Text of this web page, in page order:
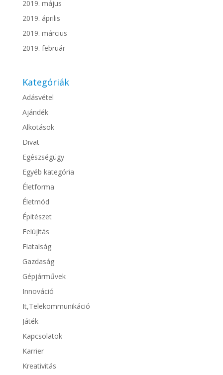
2019. május
2019. április
2019. március
2019. február
Kategóriák
Adásvétel
Ajándék
Alkotások
Divat
Egészségügy
Egyéb kategória
Életforma
Életmód
Épitészet
Felújítás
Fiatalság
Gazdaság
Gépjárművek
Innováció
It,Telekommunikáció
Játék
Kapcsolatok
Karrier
Kreativitás